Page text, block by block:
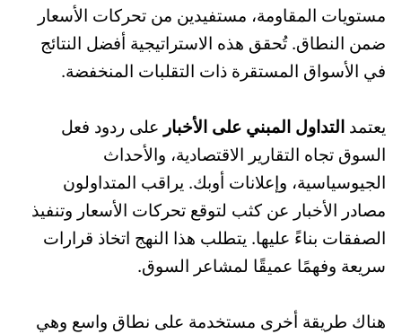
مستويات المقاومة، مستفيدين من تحركات الأسعار
ضمن النطاق. تُحقق هذه الاستراتيجية أفضل النتائج
في الأسواق المستقرة ذات التقلبات المنخفضة.
يعتمد التداول المبني على الأخبار على ردود فعل
السوق تجاه التقارير الاقتصادية، والأحداث
الجيوسياسية، وإعلانات أوبك. يراقب المتداولون
مصادر الأخبار عن كثب لتوقع تحركات الأسعار وتنفيذ
الصفقات بناءً عليها. يتطلب هذا النهج اتخاذ قرارات
سريعة وفهمًا عميقًا لمشاعر السوق.
هناك طريقة أخرى مستخدمة على نطاق واسع وهي